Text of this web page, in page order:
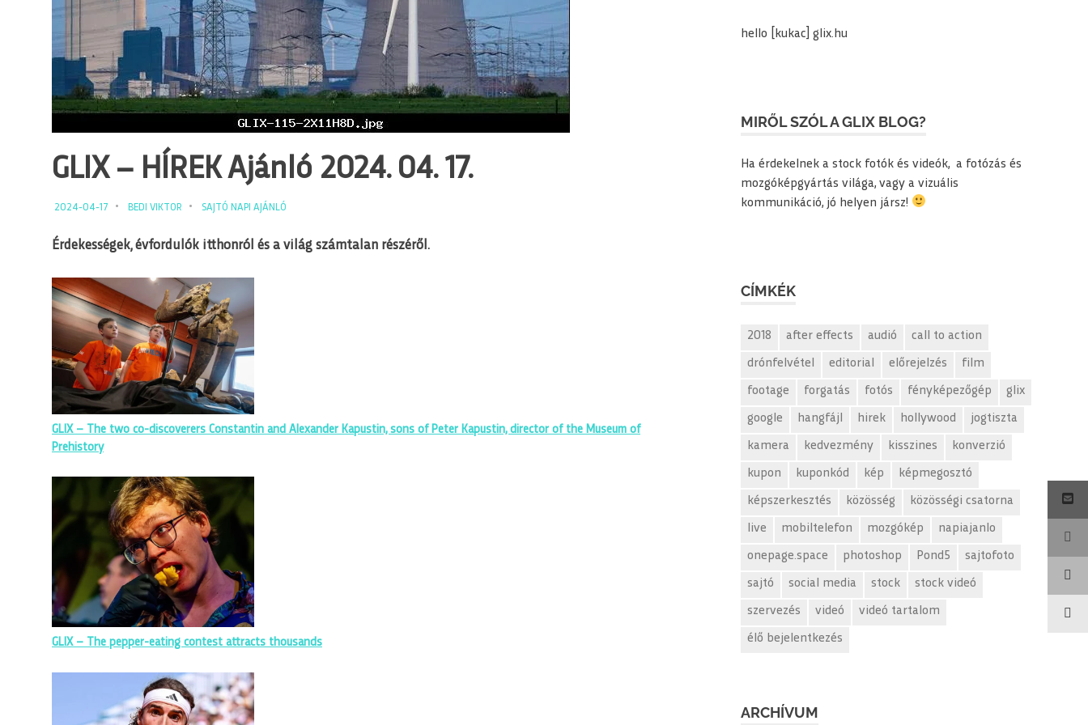
GLIX – HÍREK Ajánló 2024. 04. 17.
2024-04-17 BEDI VIKTOR SAJTÓ NAPI AJÁNLÓ
Érdekességek, évfordulók itthonról és a világ számtalan részéről.
GLIX – The two co-discoverers Constantin and Alexander Kapustin, sons of Peter Kapustin, director of the Museum of
Prehistory
GLIX – The pepper-eating contest attracts thousands
hello [kukac] glix.hu
MIRŐL SZÓL A GLIX BLOG?
Ha érdekelnek a stock fotók és videók, a fotózás és
mozgóképgyártás világa, vagy a vizuális
kommunikáció, jó helyen jársz!
CÍMKÉK
2018 after effects audió call to action
drónfelvétel editorial előrejelzés film
footage forgatás fotós fényképezőgép glix
google hangfájl hirek hollywood jogtiszta
kamera kedvezmény kisszines konverzió
kupon kuponkód kép képmegosztó
képszerkesztés közösség közösségi csatorna
live mobiltelefon mozgókép napiajanlo
onepage.space photoshop Pond5 sajtofoto
sajtó social media stock stock videó
szervezés videó videó tartalom
élő bejelentkezés
ARCHÍVUM